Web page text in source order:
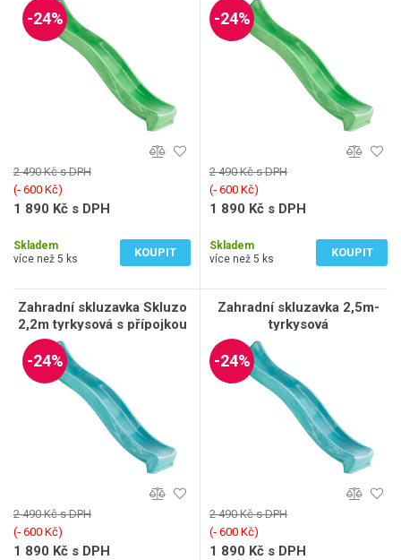
-24%
2 490 Kč s DPH
(‐ 600 Kč)
1 890 Kč s DPH
Skladem
více než 5 ks
KOUPIT
-24%
2 490 Kč s DPH
(‐ 600 Kč)
1 890 Kč s DPH
Skladem
více než 5 ks
KOUPIT
Zahradní skluzavka Skluzo
2,2m tyrkysová s přípojkou
-24%
2 490 Kč s DPH
(‐ 600 Kč)
1 890 Kč s DPH
Zahradní skluzavka 2,5m-
tyrkysová
-24%
2 490 Kč s DPH
(‐ 600 Kč)
1 890 Kč s DPH